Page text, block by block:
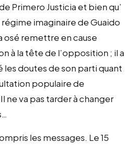
Primero Justicia et bien qu’
régime imaginaire de Guaido
osé remettre en cause
à la tête de l’opposition ; il a
doutes de son parti quant
populaire de
ne va pas tarder à changer
les messages. Le 15